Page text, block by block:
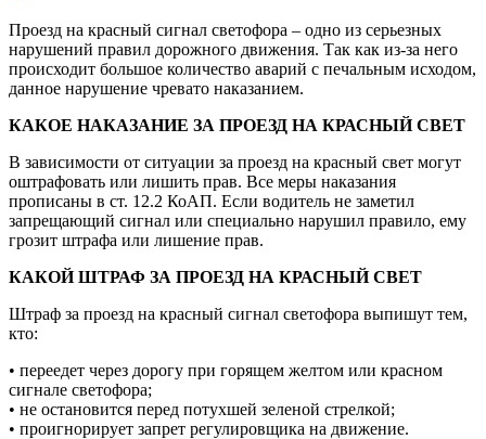
Проезд на красный сигнал светофора – одно из серьезных
нарушений правил дорожного движения. Так как из-за него
происходит большое количество аварий с печальным исходом,
данное нарушение чревато наказанием.
КАКОЕ НАКАЗАНИЕ ЗА ПРОЕЗД НА КРАСНЫЙ СВЕТ
В зависимости от ситуации за проезд на красный свет могут
оштрафовать или лишить прав. Все меры наказания
прописаны в ст. 12.2 КоАП. Если водитель не заметил
запрещающий сигнал или специально нарушил правило, ему
грозит штрафа или лишение прав.
КАКОЙ ШТРАФ ЗА ПРОЕЗД НА КРАСНЫЙ СВЕТ
Штраф за проезд на красный сигнал светофора выпишут тем,
кто:
• переедет через дорогу при горящем желтом или красном
сигнале светофора;
• не остановится перед потухшей зеленой стрелкой;
• проигнорирует запрет регулировщика на движение.